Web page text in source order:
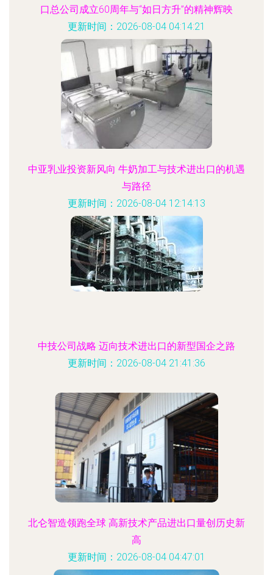
口总公司成立60周年与“如日方升”的精神辉映
更新时间：2026-08-04 04:14:21
中亚乳业投资新风向 牛奶加工与技术进出口的机遇
与路径
更新时间：2026-08-04 12:14:13
中技公司战略 迈向技术进出口的新型国企之路
更新时间：2026-08-04 21:41:36
北仑智造领跑全球 高新技术产品进出口量创历史新
高
更新时间：2026-08-04 04:47:01